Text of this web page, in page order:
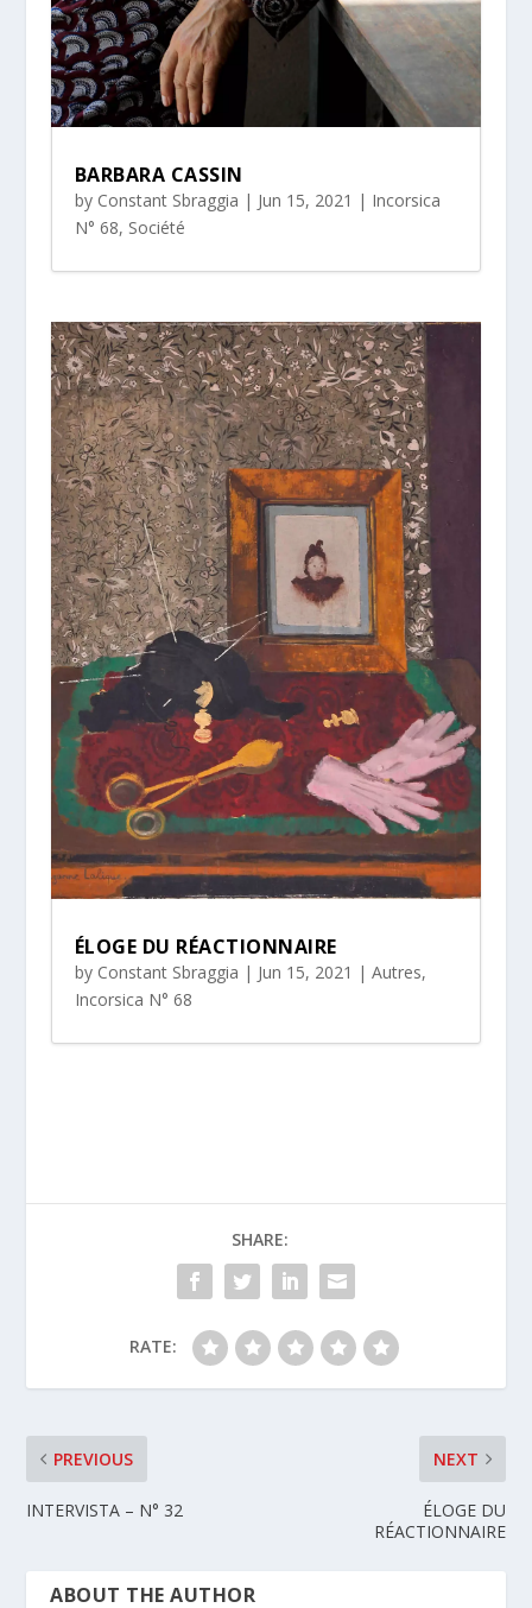
BARBARA CASSIN
by Constant Sbraggia | Jun 15, 2021 | Incorsica
N° 68, Société
ÉLOGE DU RÉACTIONNAIRE
by Constant Sbraggia | Jun 15, 2021 | Autres,
Incorsica N° 68
SHARE:
RATE:
PREVIOUS
INTERVISTA – N° 32
NEXT
ÉLOGE DU
RÉACTIONNAIRE
ABOUT THE AUTHOR